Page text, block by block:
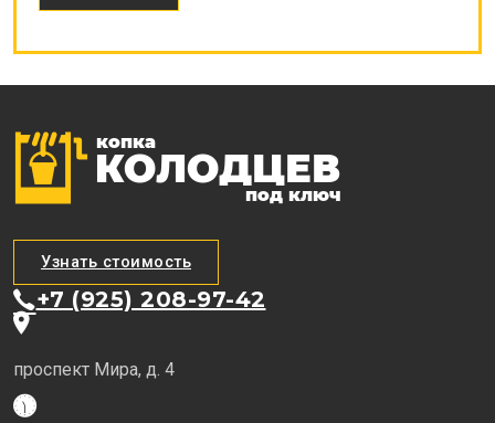
Узнать стоимость
+7 (925) 208-97-42
проспект Мира, д. 4